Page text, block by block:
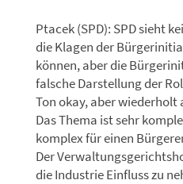
Ptacek (SPD): SPD sieht
die Klagen der
können, aber die
falsche Darstellung der
Ton okay, aber
Das Thema ist sehr
komplex für einen
Der
die Industrie Einfluss zu